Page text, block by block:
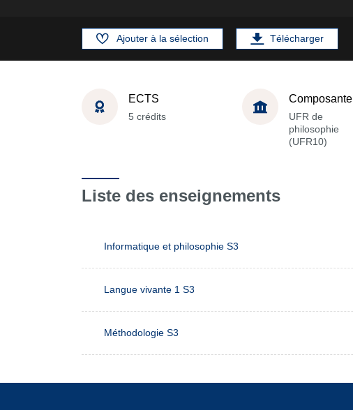
Ajouter à la sélection Télécharger
ECTS
5 crédits
Composante
UFR de
philosophie
(UFR10)
Liste des enseignements
Informatique et philosophie S3
Langue vivante 1 S3
Méthodologie S3